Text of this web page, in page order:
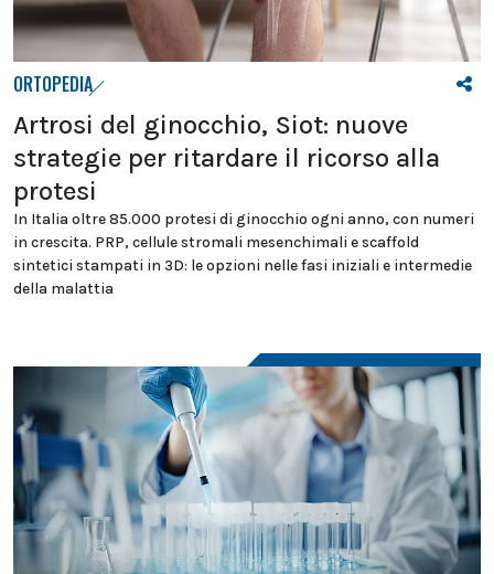
ORTOPEDIA
Artrosi del ginocchio, Siot: nuove
strategie per ritardare il ricorso alla
protesi
In Italia oltre 85.000 protesi di ginocchio ogni anno, con numeri
in crescita. PRP, cellule stromali mesenchimali e scaffold
sintetici stampati in 3D: le opzioni nelle fasi iniziali e intermedie
della malattia